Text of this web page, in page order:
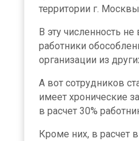
территории г. Москвы.
В эту численность
работники
организации из
А вот сотрудников
имеет хронические
в расчет 30%
Кроме них, в расчет